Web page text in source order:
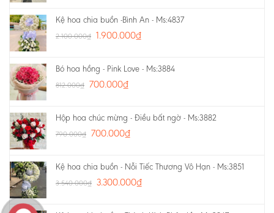
Kệ hoa chia buồn -Bình An - Ms:4837
2.100.000₫ 1.900.000₫
Bó hoa hồng - Pink Love - Ms:3884
812.000₫ 700.000₫
Hộp hoa chúc mừng - Điều bất ngờ - Ms:3882
790.000₫ 700.000₫
Kệ hoa chia buồn - Nỗi Tiếc Thương Vô Hạn - Ms:3851
3.540.000₫ 3.300.000₫